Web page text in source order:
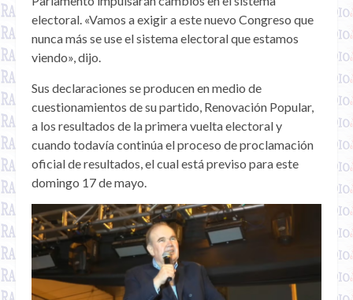
electoral. «Vamos a exigir a este nuevo Congreso que
nunca más se use el sistema electoral que estamos
viendo», dijo.
Sus declaraciones se producen en medio de
cuestionamientos de su partido, Renovación Popular,
a los resultados de la primera vuelta electoral y
cuando todavía continúa el proceso de proclamación
oficial de resultados, el cual está previso para este
domingo 17 de mayo.